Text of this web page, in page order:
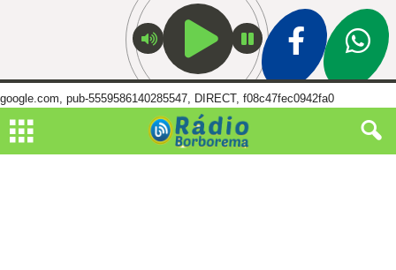
google.com, pub-5559586140285547, DIRECT, f08c47fec0942fa0